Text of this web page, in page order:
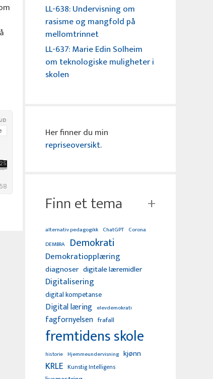
LL-638: Undervisning om
rasisme og mangfold på
mellomtrinnet
LL-637: Marie Edin Solheim
om teknologiske muligheter i
skolen
Her finner du min
repriseoversikt.
Finn et tema
alternativ pedagogikk ChatGPT Corona
DEMBRA Demokrati
Demokratiopplæring
diagnoser digitale læremidler
Digitalisering
digital kompetanse
Digital læring elevdemokrati
fagfornyelsen frafall
fremtidens skole
historie Hjemmeundervisning kjønn
KRLE Kunstig Intelligens